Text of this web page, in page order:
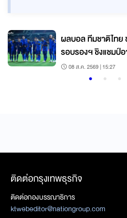
ผลบอล ทีมชาติไทย
รอบรองฯ ชิงแชมป์
08 ส.ค. 2569 | 15:27
ติดต่อกรุงเทพธุรกิจ
ติดต่อกองบรรณาธิการ
ktwebeditor@nationgroup.com